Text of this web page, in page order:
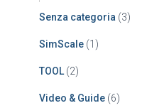
Senza categoria (3)
SimScale (1)
TOOL (2)
Video & Guide (6)